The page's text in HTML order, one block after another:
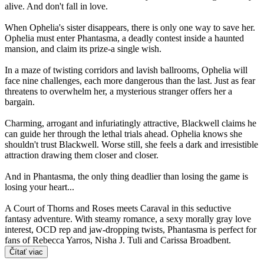
alive. And don't fall in love.
When Ophelia's sister disappears, there is only one way to save her.
Ophelia must enter Phantasma, a deadly contest inside a haunted
mansion, and claim its prize-a single wish.
In a maze of twisting corridors and lavish ballrooms, Ophelia will
face nine challenges, each more dangerous than the last. Just as fear
threatens to overwhelm her, a mysterious stranger offers her a
bargain.
Charming, arrogant and infuriatingly attractive, Blackwell claims he
can guide her through the lethal trials ahead. Ophelia knows she
shouldn't trust Blackwell. Worse still, she feels a dark and irresistible
attraction drawing them closer and closer.
And in Phantasma, the only thing deadlier than losing the game is
losing your heart...
A Court of Thorns and Roses meets Caraval in this seductive
fantasy adventure. With steamy romance, a sexy morally gray love
interest, OCD rep and jaw-dropping twists, Phantasma is perfect for
fans of Rebecca Yarros, Nisha J. Tuli and Carissa Broadbent.
Čítať viac